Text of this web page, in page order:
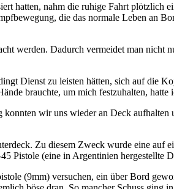
hatten, nahm die ruhige Fahrt
die das normale Leben an
werden. Dadurch vermeidet man
Dienst zu leisten hätten, sich auf die
brauchte, um mich festzuhalten,
wir uns wieder an Deck
Zu diesem Zweck wurde eine auf
Pistole (eine in Argentinien hergestellte
(9mm) versuchen, ein über Bord